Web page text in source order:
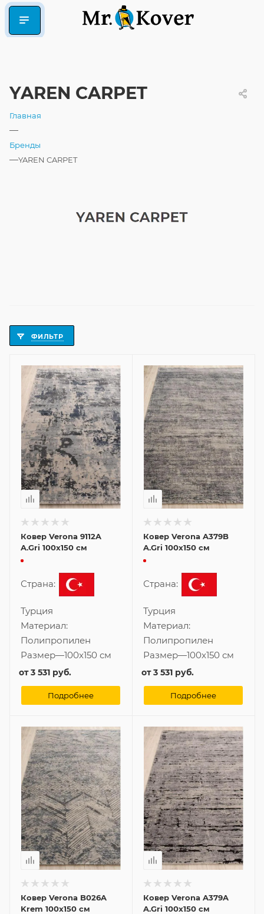
YAREN CARPET
Главная
—
Бренды
—YAREN CARPET
ФИЛЬТР
Ковер Verona 9112A
A.Gri 100x150 см
Страна:
Турция
Материал:
Полипропилен
Размер—100x150 см
от3 531 руб.
Подробнее
Ковер Verona A379B
A.Gri 100x150 см
Страна:
Турция
Материал:
Полипропилен
Размер—100x150 см
от3 531 руб.
Подробнее
Ковер Verona B026A
Krem 100x150 см
Ковер Verona A379A
A.Gri 100x150 см